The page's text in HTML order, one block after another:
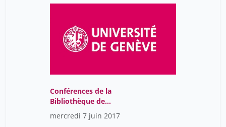
Conférences de la
Bibliothèque de
l’Université de Genève
2018
mercredi 7 juin 2017